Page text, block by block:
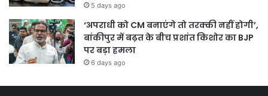
5 days ago
‘अपराधी को CM बनाएंगे तो तरक्की नहीं होगी’,
बांकीपुर में बढ़त के बीच प्रशांत किशोर का BJP
पर बड़ा हमला
6 days ago